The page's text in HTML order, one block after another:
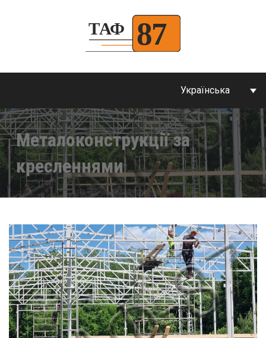
Українська
Металоконструкції за
кресленнями